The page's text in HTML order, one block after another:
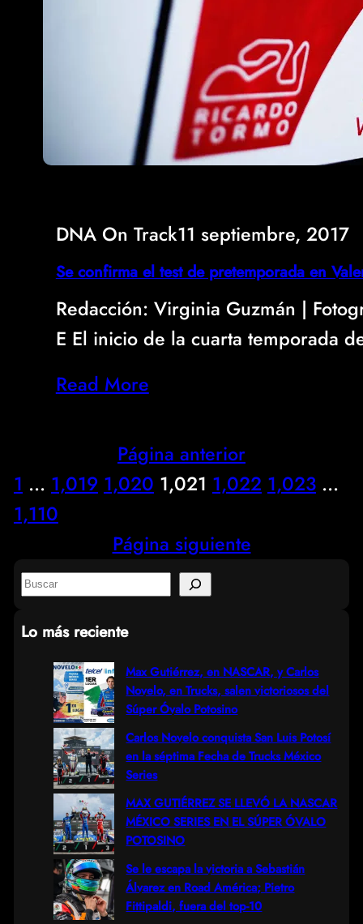
DNA On Track11 septiembre, 2017
Se confirma el test de pretemporada en
Redacción: Virginia Guzmán |
E El inicio de la cuarta temporada
Read More
Página anterior
1 … 1,019 1,020 1,021 1,022 1,023 …
1,110
Página siguiente
S
a
Lo más reciente
Max Gutiérrez, en NASCAR, y Carlos
Novelo, en Trucks, salen victoriosos del
Súper Óvalo Potosino
Carlos Novelo conquista San Luis Potosí
en la séptima Fecha de Trucks México
Series
MAX GUTIÉRREZ SE LLEVÓ LA NASCAR
MÉXICO SERIES EN EL SÚPER ÓVALO
POTOSINO
Se le escapa la victoria a Sebastián
Álvarez en Road América; Pietro
Fittipaldi, fuera del top-10